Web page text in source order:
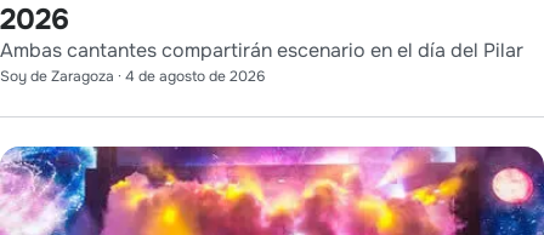
2026
Ambas cantantes compartirán escenario en el día del Pilar
Soy de Zaragoza · 4 de agosto de 2026